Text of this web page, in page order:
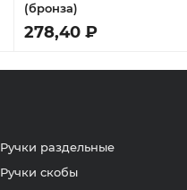
(бронза)
278,40 ₽
Ручки раздельные
Ручки скобы